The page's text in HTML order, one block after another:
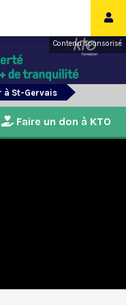
Contenu sponsorisé
à St-Gervais
Faire un don à KTO